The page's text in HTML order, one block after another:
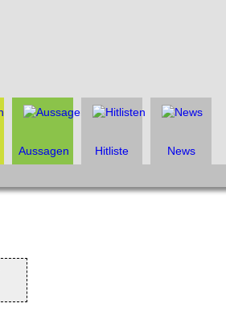
Aussagen Hitliste News